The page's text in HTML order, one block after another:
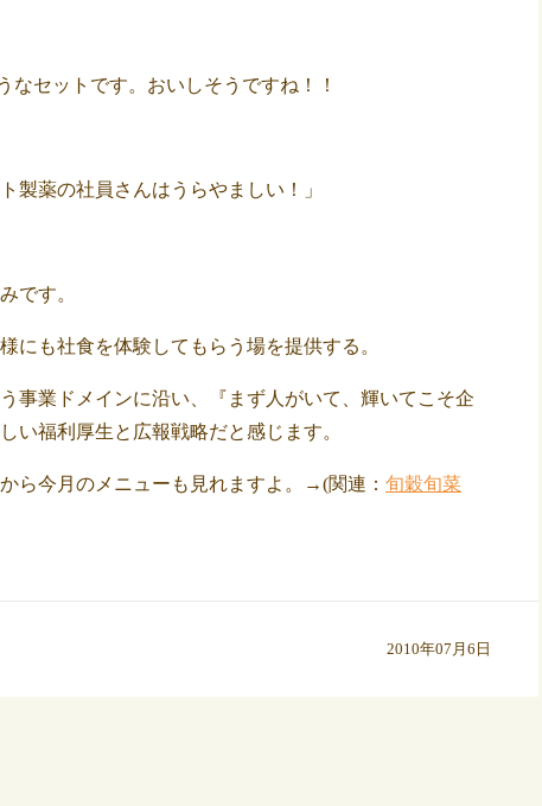
セットです。おいしそうですね！！
製薬の社員さんはうらやましい！」
です。
にも社食を体験してもらう場を提供する。
事業ドメインに沿い、『まず人がいて、輝いてこそ企
い福利厚生と広報戦略だと感じます。
ら今月のメニューも見れますよ。→(関連： 旬穀旬菜
2010年07月6日